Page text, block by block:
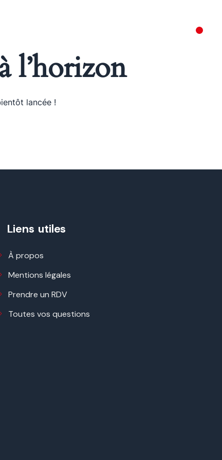
l’horizon
lancée !
Liens utiles
À propos
Mentions légales
Prendre un RDV
Toutes vos questions